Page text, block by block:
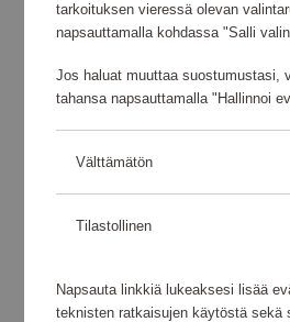
tarkoituksen vieressä olevan
napsauttamalla kohdassa "Salli
Jos haluat muuttaa suostumustasi,
tahansa napsauttamalla "Hallinnoi
Välttämätön
Tilastollinen
Napsauta linkkiä lukeaksesi lisää
teknisten ratkaisujen käytöstä sekä